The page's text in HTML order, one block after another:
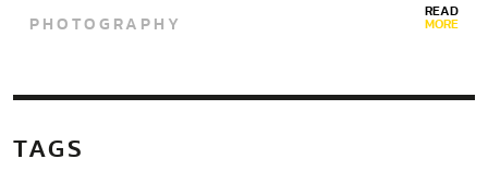
PHOTOGRAPHY READ
MORE
TAGS